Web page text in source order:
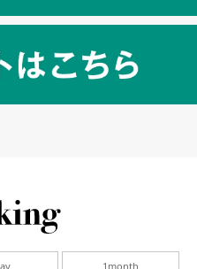
1month